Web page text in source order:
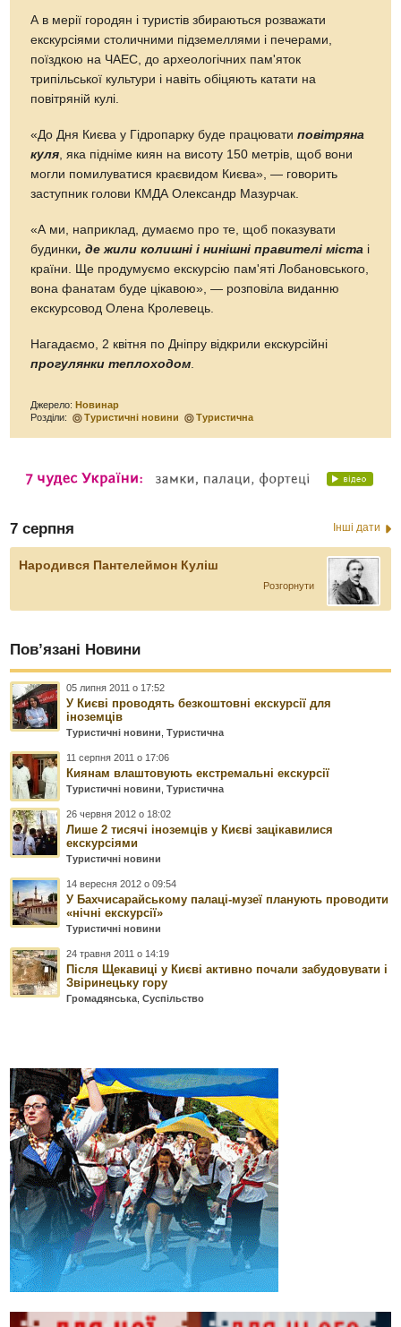
А в мерії городян і туристів збираються розважати
екскурсіями столичними підземеллями і печерами,
поїздкою на ЧАЕС, до археологічних пам'яток
трипільської культури і навіть обіцяють катати на
повітряній кулі.
«До Дня Києва у Гідропарку буде працюватиповітряна
куля, яка підніме киян на висоту 150 метрів, щоб вони
могли помилуватися краєвидом Києва», — говорить
заступник голови КМДА Олександр Мазурчак.
«А ми, наприклад, думаємо про те, щоб показувати
будинки, де жили колишні і нинішні правителі міста і
країни. Ще продумуємо екскурсію пам'яті Лобановського,
вона фанатам буде цікавою», — розповіла виданню
екскурсовод Олена Кролевець.
Нагадаємо, 2 квітня по Дніпру відкрили екскурсійні
прогулянки теплоходом.
Джерело:Новинар
Розділи:
Туристичні новини Туристична
7 серпня Інші дати
Народився Пантелеймон Куліш
Розгорнути
Пов’язані Новини
05 липня 2011 о 17:52
У Києві проводять безкоштовні екскурсії для
іноземців
Туристичні новини ,Туристична
11 серпня 2011 о 17:06
Киянам влаштовують екстремальні екскурсії
Туристичні новини ,Туристична
26 червня 2012 о 18:02
Лише 2 тисячі іноземців у Києві зацікавилися
екскурсіями
Туристичні новини
14 вересня 2012 о 09:54
У Бахчисарайському палаці-музеї планують проводити
«нічні екскурсії»
Туристичні новини
24 травня 2011 о 14:19
Після Щекавиці у Києві активно почали забудовувати і
Звіринецьку гору
Громадянська ,Суспільство